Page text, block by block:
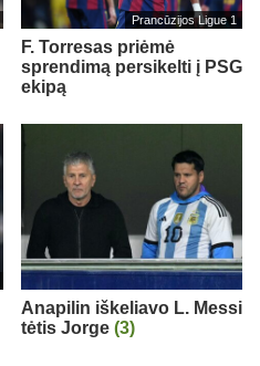
Prancūzijos Ligue 1
F. Torresas priėmė
sprendimą persikelti į PSG
ekipą
Anapilin iškeliavo L. Messi
tėtis Jorge (3)